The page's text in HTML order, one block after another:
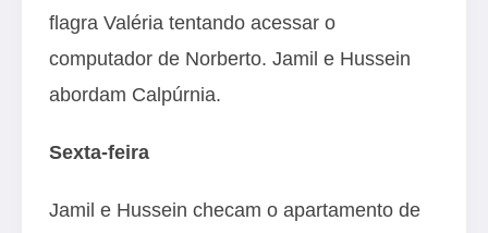
flagra Valéria tentando acessar o
computador de Norberto. Jamil e Hussein
abordam Calpúrnia.
Sexta-feira
Jamil e Hussein checam o apartamento de